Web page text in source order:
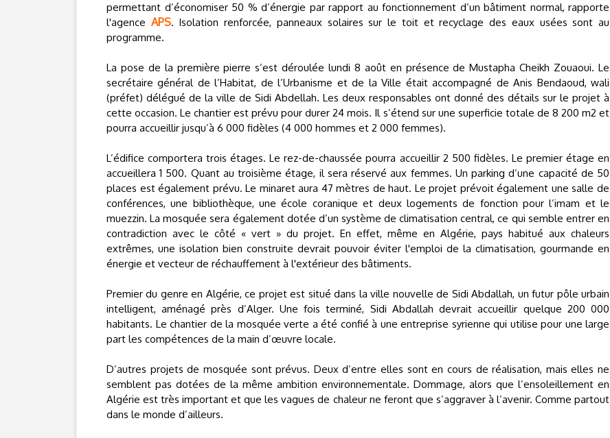
permettant d’économiser 50 % d’énergie par rapport au fonctionnement d’un bâtiment normal, rapporte
l'agence APS. Isolation renforcée, panneaux solaires sur le toit et recyclage des eaux usées sont au
programme.
La pose de la première pierre s’est déroulée lundi 8 août en présence de Mustapha Cheikh Zouaoui. Le
secrétaire général de l’Habitat, de l’Urbanisme et de la Ville était accompagné de Anis Bendaoud, wali
(préfet) délégué de la ville de Sidi Abdellah. Les deux responsables ont donné des détails sur le projet à
cette occasion. Le chantier est prévu pour durer 24 mois. Il s’étend sur une superficie totale de 8 200 m2 et
pourra accueillir jusqu’à 6 000 fidèles (4 000 hommes et 2 000 femmes).
L’édifice comportera trois étages. Le rez-de-chaussée pourra accueillir 2 500 fidèles. Le premier étage en
accueillera 1 500. Quant au troisième étage, il sera réservé aux femmes. Un parking d’une capacité de 50
places est également prévu. Le minaret aura 47 mètres de haut. Le projet prévoit également une salle de
conférences, une bibliothèque, une école coranique et deux logements de fonction pour l’imam et le
muezzin. La mosquée sera également dotée d’un système de climatisation central, ce qui semble entrer en
contradiction avec le côté « vert » du projet. En effet, même en Algérie, pays habitué aux chaleurs
extrêmes, une isolation bien construite devrait pouvoir éviter l'emploi de la climatisation, gourmande en
énergie et vecteur de réchauffement à l'extérieur des bâtiments.
Premier du genre en Algérie, ce projet est situé dans la ville nouvelle de Sidi Abdallah, un futur pôle urbain
intelligent, aménagé près d’Alger. Une fois terminé, Sidi Abdallah devrait accueillir quelque 200 000
habitants. Le chantier de la mosquée verte a été confié à une entreprise syrienne qui utilise pour une large
part les compétences de la main d’œuvre locale.
D’autres projets de mosquée sont prévus. Deux d’entre elles sont en cours de réalisation, mais elles ne
semblent pas dotées de la même ambition environnementale. Dommage, alors que l’ensoleillement en
Algérie est très important et que les vagues de chaleur ne feront que s’aggraver à l’avenir. Comme partout
dans le monde d’ailleurs.